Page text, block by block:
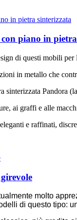
piano in
di questi mobili per
in metallo che
Pandora
ai graffi e alle
e raffinati,
molto
di questo tipo: